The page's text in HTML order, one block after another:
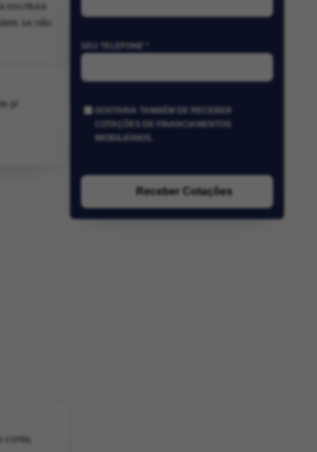
escritura
se não
p/
conta.
SEU TELEFONE *
GOSTARIA TAMBÉM DE RECEBER
COTAÇÕES DE FINANCIAMENTOS
IMOBILIÁRIOS.
Receber Cotações